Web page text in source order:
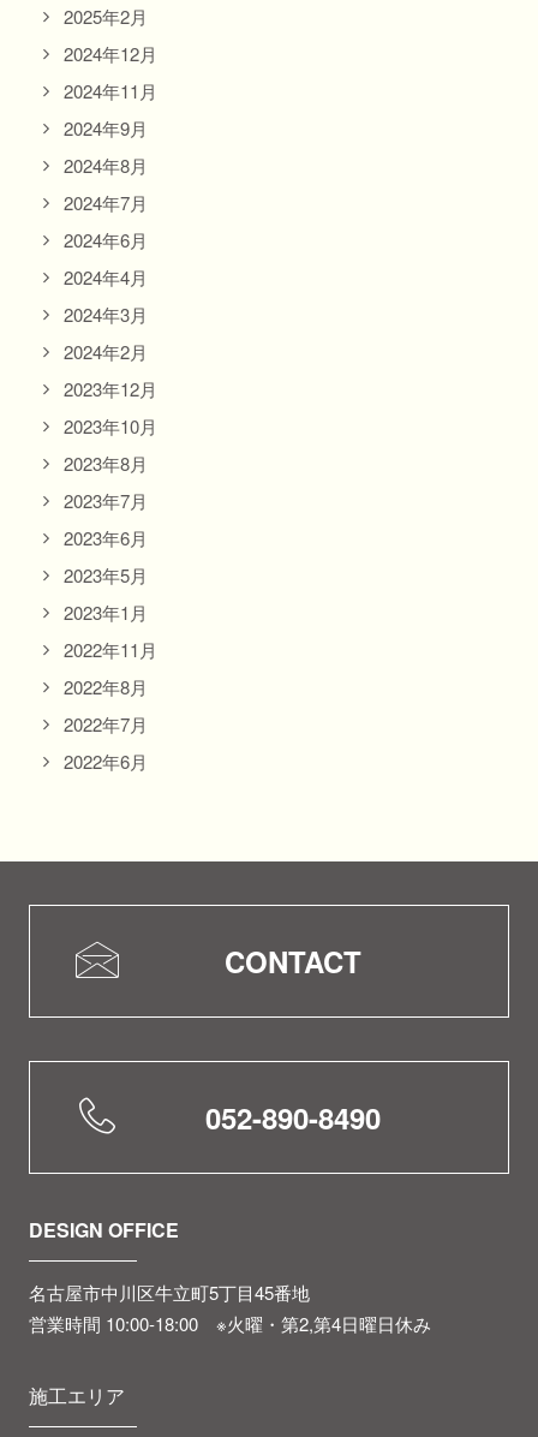
2025年2月
2024年12月
2024年11月
2024年9月
2024年8月
2024年7月
2024年6月
2024年4月
2024年3月
2024年2月
2023年12月
2023年10月
2023年8月
2023年7月
2023年6月
2023年5月
2023年1月
2022年11月
2022年8月
2022年7月
2022年6月
CONTACT
052-890-8490
DESIGN OFFICE
名古屋市中川区牛立町5丁目45番地
営業時間 10:00-18:00 ※火曜・第2,第4日曜日休み
施工エリア